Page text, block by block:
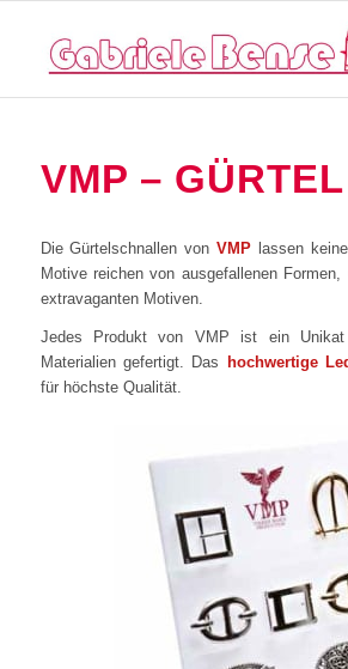
VMP – GÜRTEL
Die Gürtelschnallen vonVMP lassen
Motive reichen von ausgefallenen
extravaganten Motiven.
Jedes Produkt von VMP ist ein
Materialien gefertigt. Das
hochwertige
für höchste Qualität.